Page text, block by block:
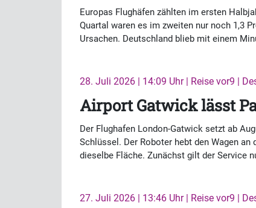
Europas Flughäfen zählten im ersten
Quartal waren es im zweiten nur noch 1,3
Ursachen. Deutschland blieb mit einem
28. Juli 2026 | 14:09 Uhr | Reise vor9 |
Airport Gatwick lässt
Der Flughafen London-Gatwick setzt ab
Schlüssel. Der Roboter hebt den Wagen
dieselbe Fläche. Zunächst gilt der Service
27. Juli 2026 | 13:46 Uhr | Reise vor9 |